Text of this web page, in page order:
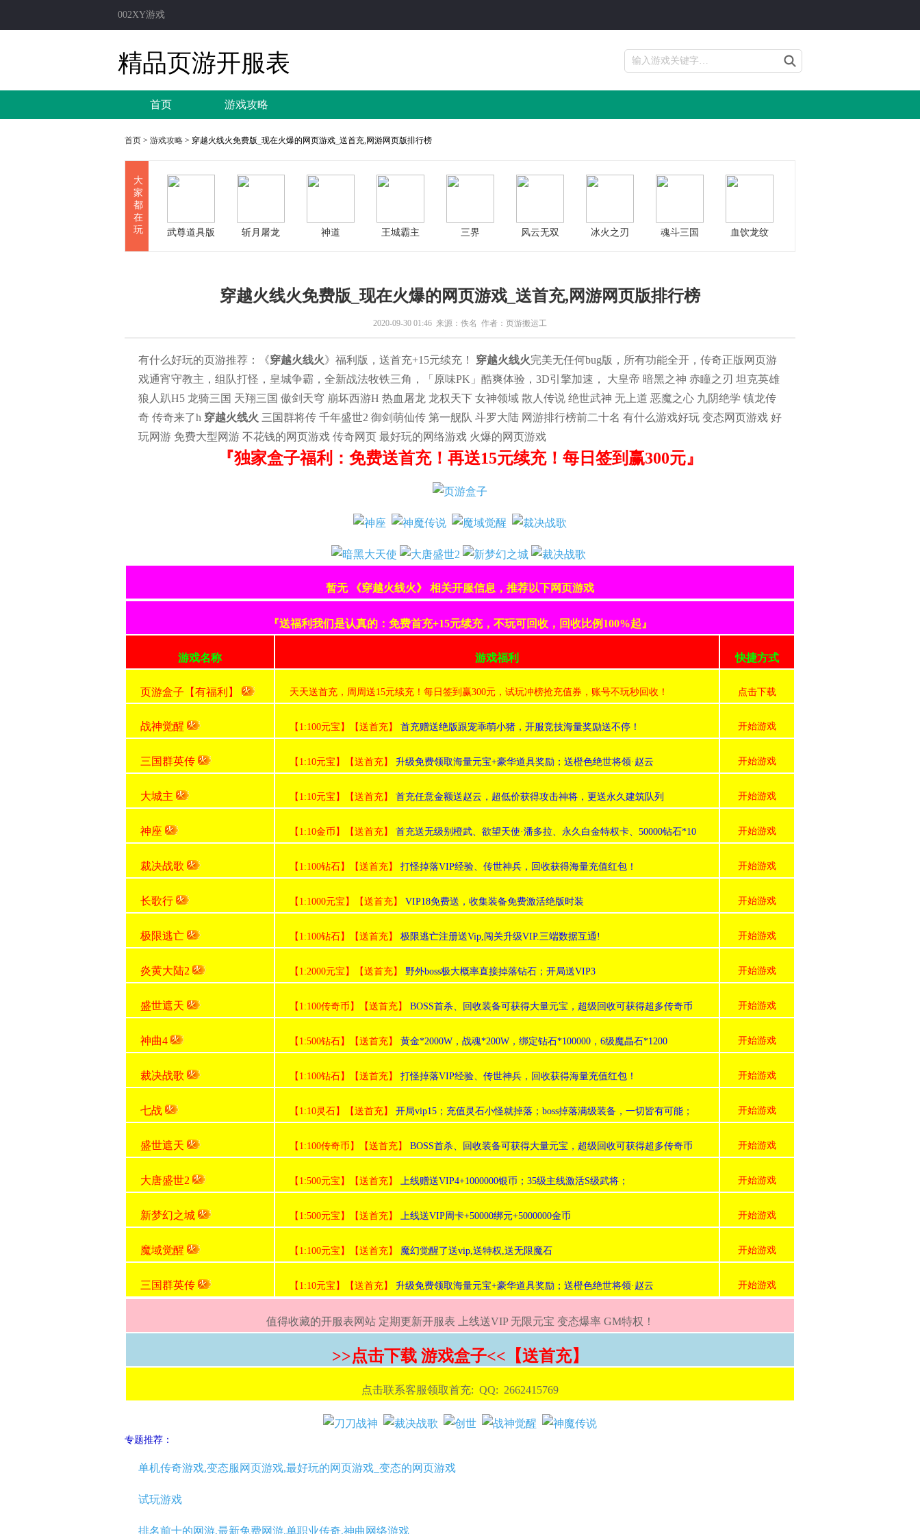
002XY游戏
精品页游开服表
首页 游戏攻略
首页 > 游戏攻略 > 穿越火线火免费版_现在火爆的网页游戏_送首充,网游网页版排行榜
大
家
都
在
玩
武尊道具版 斩月屠龙 神道 王城霸主 三界 风云无双 冰火之刃 魂斗三国 血饮龙纹
穿越火线火免费版_现在火爆的网页游戏_送首充,网游网页版排行榜
2020-09-30 01:46 来源： 佚名 作者： 页游搬运工
有什么好玩的页游推荐：《穿越火线火》福利版，送首充+15元续充！ 穿越火线火完美无任何bug版，所有功能全开，传奇正版网页游
戏通宵守教主，组队打怪，皇城争霸，全新战法牧铁三角，「原味PK」酷爽体验，3D引擎加速， 大皇帝 暗黑之神 赤瞳之刃 坦克英雄
狼人趴H5 龙骑三国 天翔三国 傲剑天穹 崩坏西游H 热血屠龙 龙权天下 女神领域 散人传说 绝世武神 无上道 恶魔之心 九阴绝学 镇龙传
奇 传奇来了h 穿越火线火 三国群将传 千年盛世2 御剑萌仙传 第一舰队 斗罗大陆 网游排行榜前二十名 有什么游戏好玩 变态网页游戏 好
玩网游 免费大型网游 不花钱的网页游戏 传奇网页 最好玩的网络游戏 火爆的网页游戏
『独家盒子福利：免费送首充！再送15元续充！每日签到赢300元』
暂无 《穿越火线火》 相关开服信息，推荐以下网页游戏
『送福利我们是认真的：免费首充+15元续充，不玩可回收，回收比例100%起』
游戏名称 游戏福利 快捷方式
页游盒子【有福利】 天天送首充，周周送15元续充！每日签到赢300元，试玩冲榜抢充值券，账号不玩秒回收！ 点击下载
战神觉醒 【1:100元宝】【送首充】 首充赠送绝版跟宠乖萌小猪，开服竞技海量奖励送不停！ 开始游戏
三国群英传 【1:10元宝】【送首充】 升级免费领取海量元宝+豪华道具奖励；送橙色绝世将领·赵云 开始游戏
大城主 【1:10元宝】【送首充】 首充任意金额送赵云，超低价获得攻击神将，更送永久建筑队列 开始游戏
神座 【1:10金币】【送首充】 首充送无级别橙武、欲望天使·潘多拉、永久白金特权卡、50000钻石*10 开始游戏
裁决战歌 【1:100钻石】【送首充】 打怪掉落VIP经验、传世神兵，回收获得海量充值红包！ 开始游戏
长歌行 【1:1000元宝】【送首充】 VIP18免费送，收集装备免费激活绝版时装 开始游戏
极限逃亡 【1:100钻石】【送首充】 极限逃亡注册送Vip,闯关升级VIP.三端数据互通! 开始游戏
炎黄大陆2 【1:2000元宝】【送首充】 野外boss极大概率直接掉落钻石；开局送VIP3 开始游戏
盛世遮天 【1:100传奇币】【送首充】 BOSS首杀、回收装备可获得大量元宝，超级回收可获得超多传奇币 开始游戏
神曲4 【1:500钻石】【送首充】 黄金*2000W，战魂*200W，绑定钻石*100000，6级魔晶石*1200 开始游戏
裁决战歌 【1:100钻石】【送首充】 打怪掉落VIP经验、传世神兵，回收获得海量充值红包！ 开始游戏
七战 【1:10灵石】【送首充】 开局vip15；充值灵石小怪就掉落；boss掉落满级装备，一切皆有可能； 开始游戏
盛世遮天 【1:100传奇币】【送首充】 BOSS首杀、回收装备可获得大量元宝，超级回收可获得超多传奇币 开始游戏
大唐盛世2 【1:500元宝】【送首充】 上线赠送VIP4+1000000银币；35级主线激活S级武将； 开始游戏
新梦幻之城 【1:500元宝】【送首充】 上线送VIP周卡+50000绑元+5000000金币 开始游戏
魔域觉醒 【1:100元宝】【送首充】 魔幻觉醒了送vip,送特权,送无限魔石 开始游戏
三国群英传 【1:10元宝】【送首充】 升级免费领取海量元宝+豪华道具奖励；送橙色绝世将领·赵云 开始游戏
值得收藏的开服表网站 定期更新开服表 上线送VIP 无限元宝 变态爆率 GM特权！
>>点击下载 游戏盒子<<【送首充】
点击联系客服领取首充: QQ: 2662415769
专题推荐：
单机传奇游戏,变态服网页游戏,最好玩的网页游戏_变态的网页游戏
试玩游戏
排名前十的网游,最新免费网游,单职业传奇,神曲网络游戏